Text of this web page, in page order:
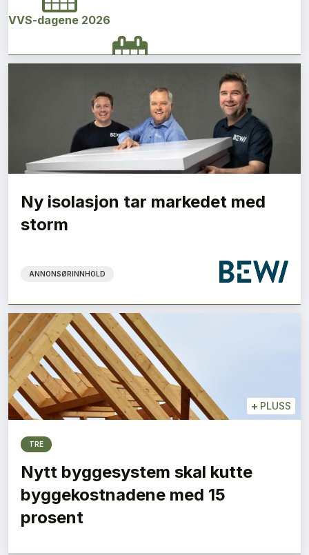
VVS-dagene 2026
Norges bygg- og eiendomskonferanse 2026
Vi Bygger Vestland 2026
Byggenæringens Klimakonferanse 2026
Ny isolasjon tar markedet med
storm
ANNONSØRINNHOLD
+ PLUSS
TRE
Nytt byggesystem skal kutte
byggekostnadene med 15
prosent